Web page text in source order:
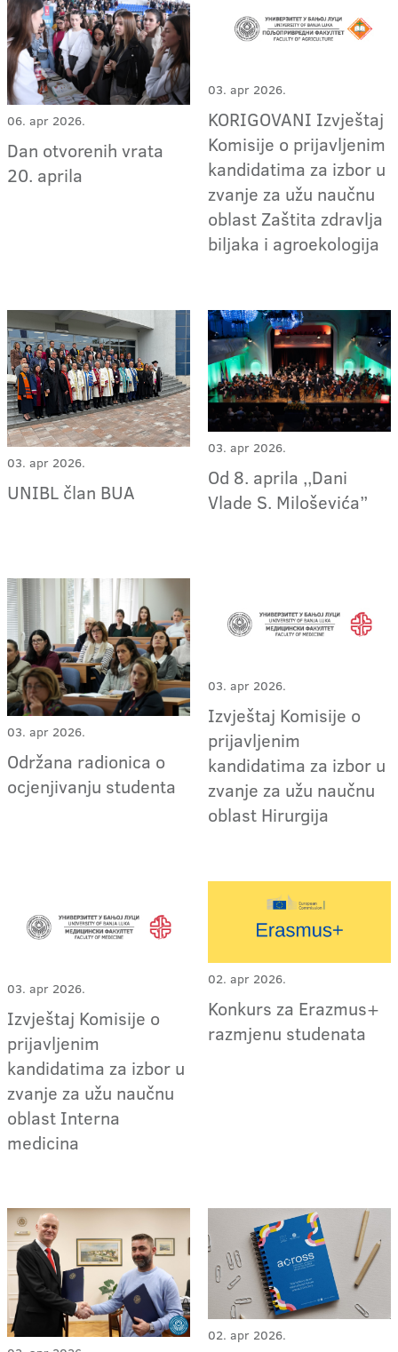
06. apr 2026.
Dan otvorenih vrata
20. aprila
03. apr 2026.
KORIGOVANI Izvještaj
Komisije o prijavljenim
kandidatima za izbor u
zvanje za užu naučnu
oblast Zaštita zdravlja
biljaka i agroekologija
03. apr 2026.
UNIBL član BUA
03. apr 2026.
Od 8. aprila ,,Dani
Vlade S. Miloševića”
03. apr 2026.
Održana radionica o
ocjenjivanju studenta
03. apr 2026.
Izvještaj Komisije o
prijavljenim
kandidatima za izbor u
zvanje za užu naučnu
oblast Hirurgija
03. apr 2026.
Izvještaj Komisije o
prijavljenim
kandidatima za izbor u
zvanje za užu naučnu
oblast Interna
medicina
02. apr 2026.
Konkurs za Erazmus+
razmjenu studenata
02. apr 2026.